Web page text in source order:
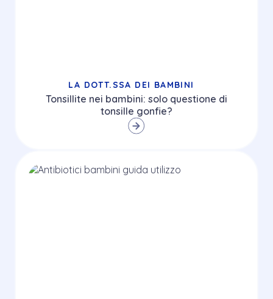
LA DOTT.SSA DEI BAMBINI
Tonsillite nei bambini: solo questione di
tonsille gonfie?